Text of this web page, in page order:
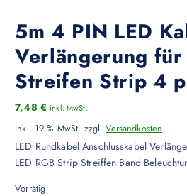
5m 4 PIN LED
Verlängerung für
Streifen Strip 4
7,48 € inkl. MwSt.
inkl. 19 % MwSt. zzgl.Versandkosten
LED Rundkabel Anschlusskabel
LED RGB Strip Streiffen Band
Vorrätig